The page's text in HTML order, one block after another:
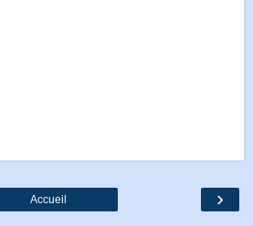
›
Accueil